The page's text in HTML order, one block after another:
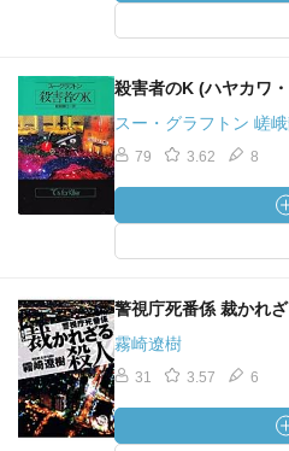
殺害者のK (ハヤカワ
スー・グラフトン 嵯
79 3.62 8
警視庁死番係 裁かれ
霧崎遼樹
31 3.57 6